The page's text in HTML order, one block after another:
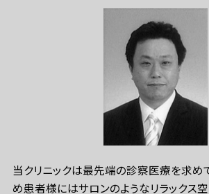
当クリニックは最先端の診察医療を求め
め患者様にはサロンのようなリラックス